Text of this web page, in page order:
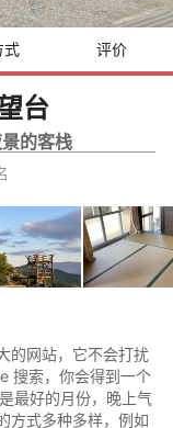
式 评价
台
的客栈
的网站，它不会打扰
搜索，你会得到一个
最好的月份，晚上气
方式多种多样，例如